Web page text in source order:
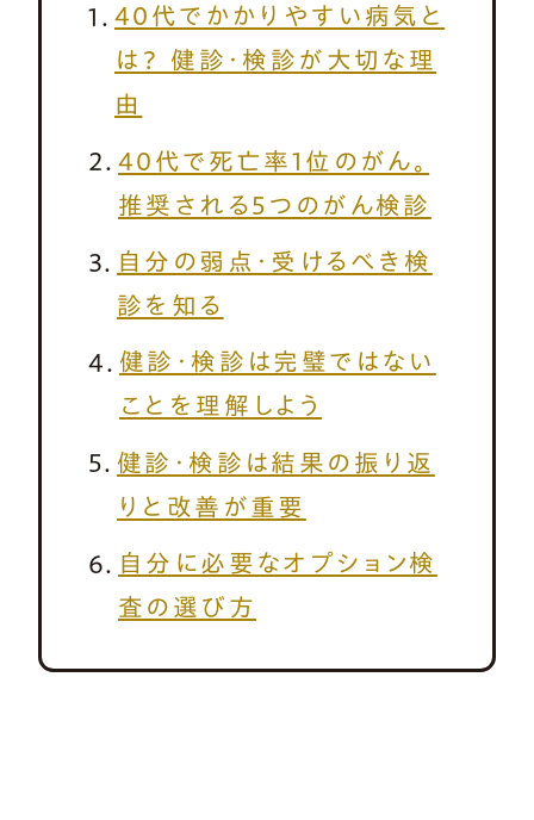
40代でかかりやすい病気と
は？ 健診・検診が大切な理
由
40代で死亡率1位のがん。
推奨される5つのがん検診
自分の弱点・受けるべき検
診を知る
健診・検診は完璧ではない
ことを理解しよう
健診・検診は結果の振り返
りと改善が重要
自分に必要なオプション検
査の選び方